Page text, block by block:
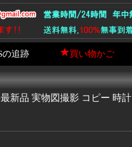
の追跡 買い物かご
新品 実物図撮影 コピー 時計